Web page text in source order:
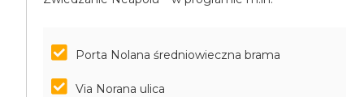
Porta Nolana średniowieczna brama
Via Norana ulica